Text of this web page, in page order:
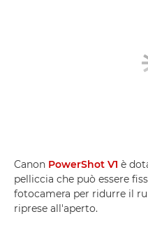
Canon PowerShot V1 è
pelliccia che può essere
fotocamera per ridurre il
riprese all'aperto.